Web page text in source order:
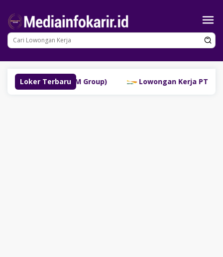
konten
Loker Terbaru
(SM Group) Lowongan Kerja PT Bank